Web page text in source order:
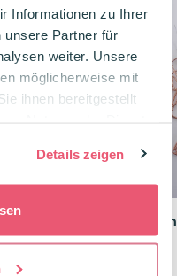
Informationen zu Ihrer
unsere Partner für
weiter. Unsere
möglicherweise mit
ihnen bereitgestellt
Details zeigen
BRUNNEN
Roségold